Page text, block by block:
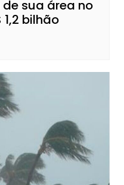
sua área no
bilhão